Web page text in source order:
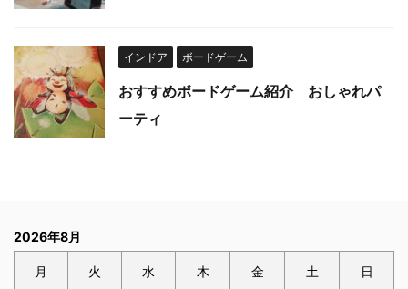
インドア ボードゲーム
おすすめボードゲーム紹介 おしゃれパ
ーティ
2026年8月
月 火 水 木 金 土 日